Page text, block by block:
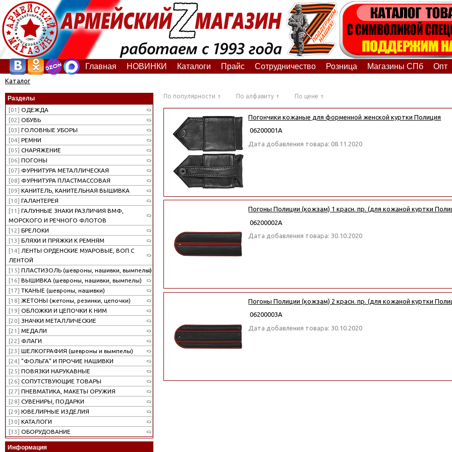
Главная НОВИНКИ Каталоги Прайс Сотрудничество Розница Магазины СПб Опт
Каталог
Разделы
[01] ОДЕЖДА
[02] ОБУВЬ
[03] ГОЛОВНЫЕ УБОРЫ
[04] РЕМНИ
[05] СНАРЯЖЕНИЕ
[06] ПОГОНЫ
[07] ФУРНИТУРА МЕТАЛЛИЧЕСКАЯ
[08] ФУРНИТУРА ПЛАСТМАССОВАЯ
[09] КАНИТЕЛЬ, КАНИТЕЛЬНАЯ ВЫШИВКА
[10] ГАЛАНТЕРЕЯ
[11] ГАЛУННЫЕ ЗНАКИ РАЗЛИЧИЯ ВМФ,
МОРСКОГО И РЕЧНОГО ФЛОТОВ
[12] БРЕЛОКИ
[13] БЛЯХИ И ПРЯЖКИ К РЕМНЯМ
[14] ЛЕНТЫ ОРДЕНСКИЕ МУАРОВЫЕ, ВОП С
ЛЕНТОЙ
[15] ПЛАСТИЗОЛЬ (шевроны, нашивки, вымпелы)
[16] ВЫШИВКА (шевроны, нашивки, вымпелы)
[17] ТКАНЫЕ (шевроны, нашивки)
[18] ЖЕТОНЫ (жетоны, резинки, цепочки)
[19] ОБЛОЖКИ И ЦЕПОЧКИ К НИМ
[20] ЗНАЧКИ МЕТАЛЛИЧЕСКИЕ
[21] МЕДАЛИ
[22] ФЛАГИ
[23] ШЕЛКОГРАФИЯ (шевроны и вымпелы)
[24] "ФОЛЬГА" И ПРОЧИЕ НАШИВКИ
[25] ПОВЯЗКИ НАРУКАВНЫЕ
[26] СОПУТСТВУЮЩИЕ ТОВАРЫ
[27] ПНЕВМАТИКА, МАКЕТЫ ОРУЖИЯ
[28] СУВЕНИРЫ, ПОДАРКИ
[29] ЮВЕЛИРНЫЕ ИЗДЕЛИЯ
[30] КАТАЛОГИ
[33] ОБОРУДОВАНИЕ
Информация
По популярности По алфавиту По цене
Погончики кожаные для форменной женской куртки Полиция
06200001А
Дата добавления товара: 08.11.2020
Погоны Полиции (кожзам) 1 красн. пр. (для кожаной куртки
06200002А
Дата добавления товара: 30.10.2020
Погоны Полиции (кожзам) 2 красн. пр. (для кожаной куртки
06200003А
Дата добавления товара: 30.10.2020